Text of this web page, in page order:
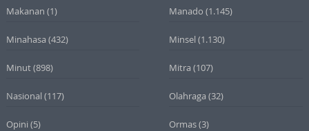
Makanan (1) Manado (1.145)
Minahasa (432) Minsel (1.130)
Minut(898) Mitra (107)
Nasional (117) Olahraga (32)
Opini (5) Ormas(3)